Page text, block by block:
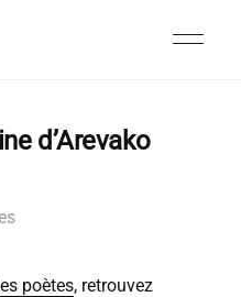
d’Arevako
poètes, retrouvez